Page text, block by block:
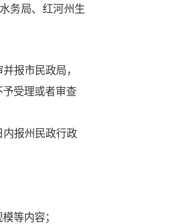
水务局、 红河州生
报市民政局，
受理或者审查
内报州民政行政
等内容；